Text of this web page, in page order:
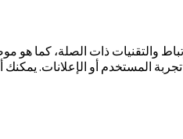
والتقنيات ذات الصلة، كما
المستخدم أو الإعلانات. يمكنك